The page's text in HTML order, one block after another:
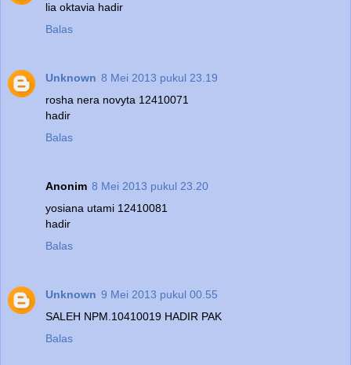
lia oktavia hadir
Balas
Unknown 8 Mei 2013 pukul 23.19
rosha nera novyta 12410071
hadir
Balas
Anonim 8 Mei 2013 pukul 23.20
yosiana utami 12410081
hadir
Balas
Unknown 9 Mei 2013 pukul 00.55
SALEH NPM.10410019 HADIR PAK
Balas